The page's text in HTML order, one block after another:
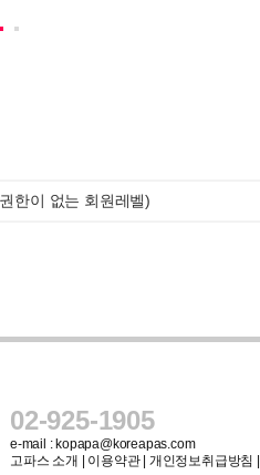
한이 없는 회원레벨)
02-925-1905
e-mail : kopapa@koreapas.com
고파스 소개
이용약관| 개인정보취급방침